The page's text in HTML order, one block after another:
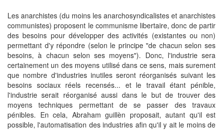
Les anarchistes (du moins les anarchosyndicalistes et anarchistes
communistes) proposent le communisme libertaire, donc de partir
des besoins pour développer des activités (existantes ou non)
permettant d'y répondre (selon le principe "de chacun selon ses
besoins, à chacun selon ses moyens"). Donc, l'industrie sera
certainement un des moyens utilisé dans ce sens, mais surement
que nombre d'industries inutiles seront réorganisés suivant les
besoins sociaux réels recensés... et le travail étant pénible,
l'industrie serait réorganisé aussi dans le but de trouver des
moyens techniques permettant de se passer des travaux
pénibles. En cela, Abraham guillèn proposait, autant qu'il est
possible, l'automatisation des industries afin qu'il y ait le moins de